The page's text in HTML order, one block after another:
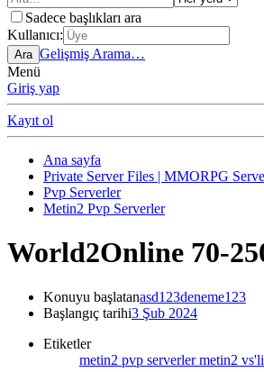
Sadece başlıkları ara
Kullanıcı:
Ara Gelişmiş Arama…
Menü
Giriş yap
Kayıt ol
Ana sayfa
Private Server Files | MMORPG
Pvp Serverler
Metin2 Pvp Serverler
World2Online 70-
Konuyu başlatanasd123deneme123
Başlangıç tarihi3 Şub 2024
Etiketler
metin2 pvp serverlermetin2